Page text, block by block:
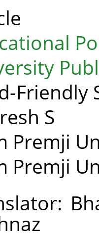
Friendly
S
Premji
Premji